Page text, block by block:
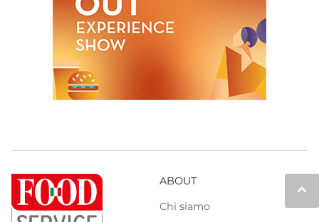
keyboard_arrow_up
ABOUT
Chi siamo